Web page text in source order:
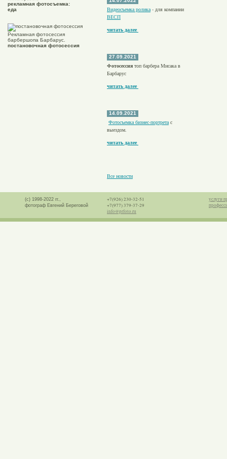
рекламная фотосъемка:
еда
Рекламная фотосессия
барбершопа Барбарус.
постановочная фотосессия
Видеосъемка ролика- для компании
ВЕСП
читать далее
27.09.2021
Фотосессия топ барбера Мисака в
Барбарус
читать далее
14.09.2021
Фотосъемка бизнес-портретас
выездом.
читать далее
Все новости
(с) 1998-2022 гг.,
фотограф Евгений Береговой
+7(926) 230-32-51
+7(977) 379-37-29
info@prfoto.ru
услуги